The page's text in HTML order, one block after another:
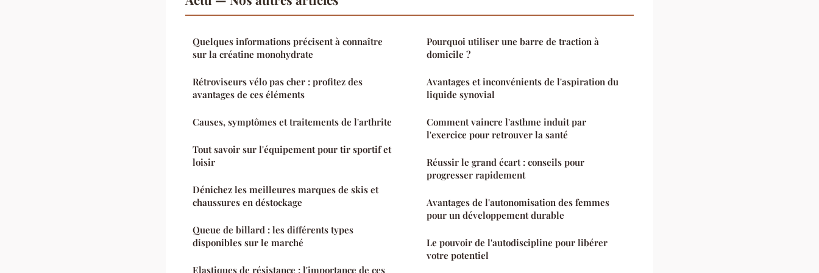
Quelques informations précisent à connaître
sur la créatine monohydrate
Rétroviseurs vélo pas cher : profitez des
avantages de ces éléments
Causes, symptômes et traitements de l'arthrite
Tout savoir sur l'équipement pour tir sportif et
loisir
Dénichez les meilleures marques de skis et
chaussures en déstockage
Queue de billard : les différents types
disponibles sur le marché
Elastiques de résistance : l'importance de ces
Pourquoi utiliser une barre de traction à
domicile ?
Avantages et inconvénients de l'aspiration du
liquide synovial
Comment vaincre l'asthme induit par
l'exercice pour retrouver la santé
Réussir le grand écart : conseils pour
progresser rapidement
Avantages de l'autonomisation des femmes
pour un développement durable
Le pouvoir de l'autodiscipline pour libérer
votre potentiel